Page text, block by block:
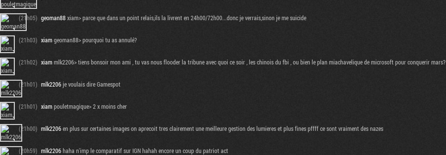
(21h05) geoman88xiam> parce que dans un point relais,ils la livrent en 24h00/72h00...donc je verrais,sinon je me suicide
(21h03) xiamgeoman88> pourquoi tu as annulé?
(21h02) xiammlk2206> tiens bonsoir mon ami , tu vas nous flooder la tribune avec quoi ce soir , les chinois du fbi , ou bien le plan miachavelique de microsoft pour conquerir mars?
(21h01) mlk2206je voulais dire Gamespot
(21h01) xiampouletmagique> 2 x moins cher
(21h00) mlk2206en plus sur certaines images on aprecoit tres clairement une meilleure gestion des lumieres et plus fines pffff ce sont vraiment des nazes
(20h59) mlk2206haha n'imp le comparatif sur IGN hahah encore un coup du patriot act